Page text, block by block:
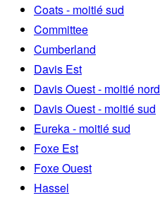
Coats - moitié sud
Committee
Cumberland
Davis Est
Davis Ouest - moitié nord
Davis Ouest - moitié sud
Eureka - moitié sud
Foxe Est
Foxe Ouest
Hassel